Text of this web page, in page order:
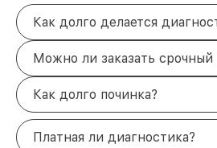
Как долго делается
Можно ли заказать срочный
Как долго починка?
Платная ли диагностика?